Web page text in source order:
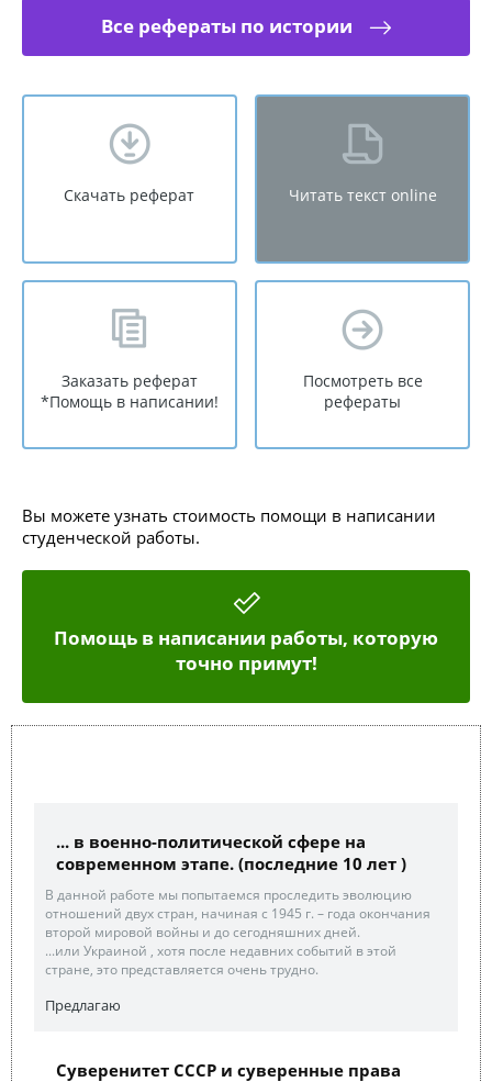
Все рефераты по истории
Скачать реферат Читать текст online
Заказать реферат
*Помощь в написании!
Посмотреть все
рефераты
Вы можете узнать стоимость помощи в написании
студенческой работы.
Помощь в написании работы, которую
точно примут!
... в военно-политической сфере на
современном этапе. (последние 10 лет )
В данной работе мы попытаемся проследить эволюцию
отношений двух стран, начиная с 1945 г. – года окончания
второй мировой войны и до сегодняшних дней.
...или Украиной , хотя после недавних событий в этой
стране, это представляется очень трудно.
Предлагаю
Суверенитет СССР и суверенные права